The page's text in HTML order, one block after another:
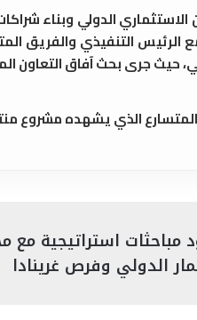
الاستثماري الدولي وبناء
الرئيس التنفيذي والفريق
حيث جرى بحث آفاق التعاون
المتسارع الذي يشهده مشروع
الدولي وفرص غرينادا